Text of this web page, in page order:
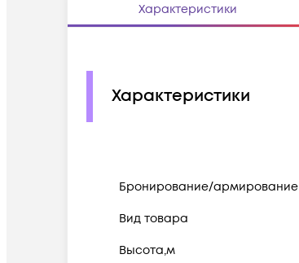
Характеристики
Характеристики
Бронирование/армирование
Вид товара
Высота,м